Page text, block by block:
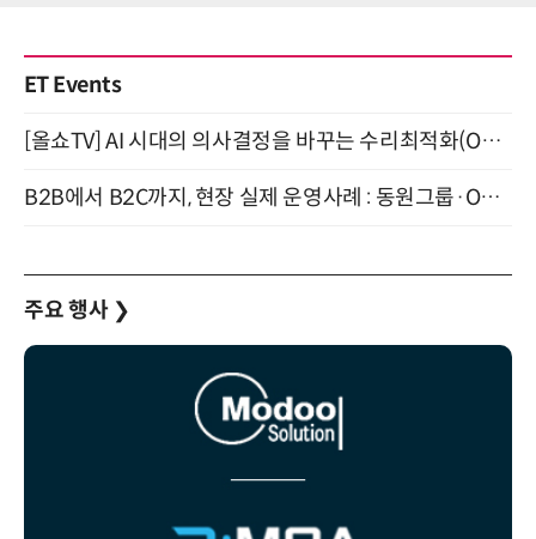
ET Events
[올쇼TV] AI 시대의 의사결정을 바꾸는 수리최적화(Optimization) 소개 (8/20 생방송)
B2B에서 B2C까지, 현장 실제 운영사례 : 동원그룹·OCI·다이닝브랜즈그룹·당근 (8/27)
주요 행사 ❯